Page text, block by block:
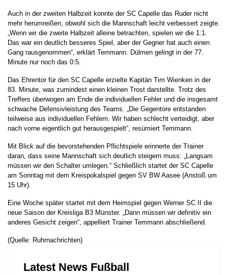
Auch in der zweiten Halbzeit konnte der SC Capelle das Ruder nicht
mehr herumreißen, obwohl sich die Mannschaft leicht verbessert zeigte.
„Wenn wir die zweite Halbzeit alleine betrachten, spielen wir die 1:1.
Das war ein deutlich besseres Spiel, aber der Gegner hat auch einen
Gang rausgenommen“, erklärt Temmann. Dülmen gelingt in der 77.
Minute nur noch das 0:5.
Das Ehrentor für den SC Capelle erzielte Kapitän Tim Wienken in der
83. Minute, was zumindest einen kleinen Trost darstellte. Trotz des
Treffers überwogen am Ende die individuellen Fehler und die insgesamt
schwache Defensivleistung des Teams. „Die Gegentore entstanden
teilweise aus individuellen Fehlern. Wir haben schlecht verteidigt, aber
nach vorne eigentlich gut herausgespielt“, resümiert Temmann.
Mit Blick auf die bevorstehenden Pflichtspiele erinnerte der Trainer
daran, dass seine Mannschaft sich deutlich steigern muss: „Langsam
müssen wir den Schalter umlegen.“ Schließlich startet der SC Capelle
am Sonntag mit dem Kreispokalspiel gegen SV BW Aasee (Anstoß um
15 Uhr).
Eine Woche später startet mit dem Heimspiel gegen Werner SC II die
neue Saison der Kreisliga B3 Münster. „Dann müssen wir definitiv ein
anderes Gesicht zeigen“, appelliert Trainer Temmann abschließend.
(Quelle: Ruhrnachrichten)
Latest News Fußball